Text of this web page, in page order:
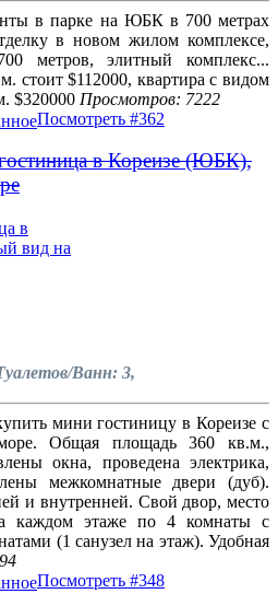
в парке на ЮБК в 700 метрах
в новом жилом комплексе,
метров, элитный комплекс...
стоит $112000, квартира с видом
$320000 Просмотров: 7222
Посмотреть #362
в Кореизе (ЮБК),
Ванн: 3,
мини гостиницу в Кореизе с
Общая площадь 360 кв.м.,
окна, проведена электрика,
межкомнатные двери (дуб).
и внутренней. Свой двор, место
каждом этаже по 4 комнаты с
(1 санузел на этаж). Удобная
Посмотреть #348